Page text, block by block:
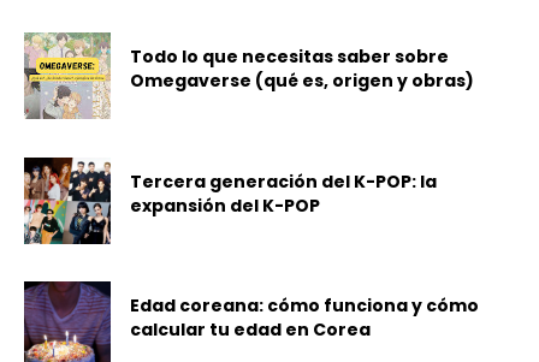
Todo lo que necesitas saber sobre
Omegaverse (qué es, origen y obras)
Tercera generación del K-POP: la
expansión del K-POP
Edad coreana: cómo funciona y cómo
calcular tu edad en Corea